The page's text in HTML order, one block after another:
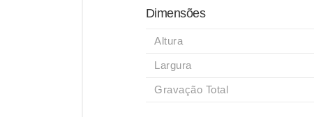
Dimensões
Altura
Largura
Gravação Total